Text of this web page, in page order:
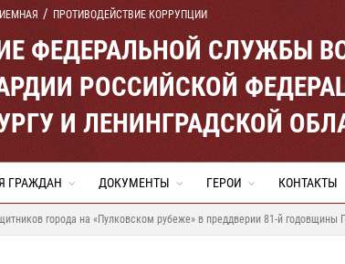
ПРОТИВОДЕЙСТВИЕ КОРРУПЦИИ
ФЕДЕРАЛЬНОЙ СЛУЖБЫ
РОССИЙСКОЙ
И ЛЕНИНГРАДСКОЙ
ГРАЖДАН ДОКУМЕНТЫ ГЕРОИ КОНТАКТЫ
города на «Пулковском рубеже» в преддверии 81-й